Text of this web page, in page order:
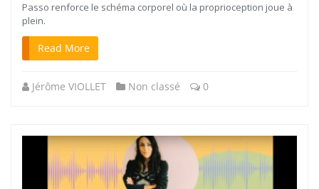
Passo renforce le schéma corporel où la proprioception joue à
plein.
Read More
Jérôme VIOLLET Non classé 0